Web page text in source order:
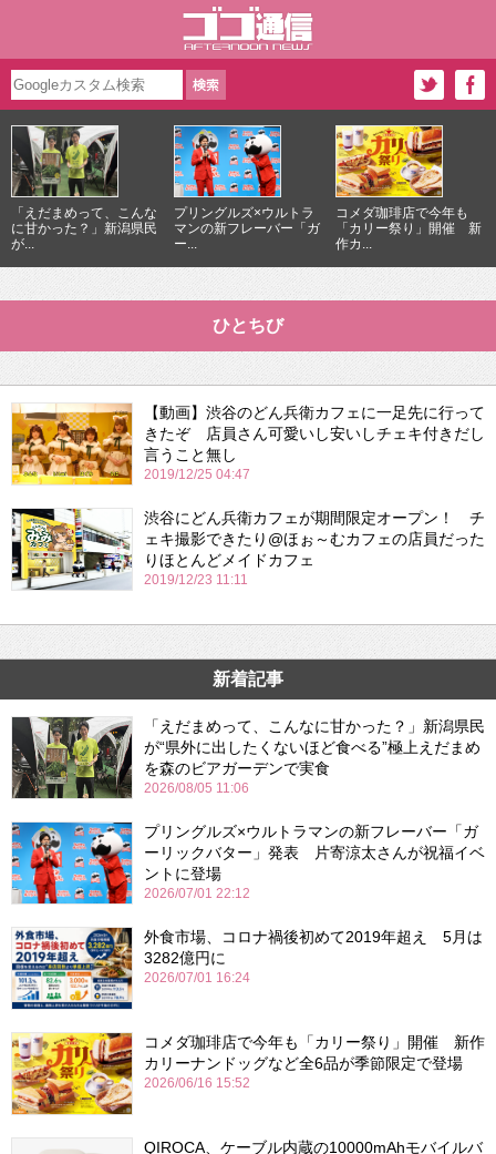
「えだまめって、こんな
に甘かった？」新潟県民
が...
プリングルズ×ウルトラ
マンの新フレーバー「ガ
ー...
コメダ珈琲店で今年も
「カリー祭り」開催 新
作カ...
ひとちび
【動画】渋谷のどん兵衛カフェに一足先に行って
きたぞ 店員さん可愛いし安いしチェキ付きだし
言うこと無し
2019/12/25 04:47
渋谷にどん兵衛カフェが期間限定オープン！ チ
ェキ撮影できたり@ほぉ～むカフェの店員だった
りほとんどメイドカフェ
2019/12/23 11:11
新着記事
「えだまめって、こんなに甘かった？」新潟県民
が“県外に出したくないほど食べる”極上えだまめ
を森のビアガーデンで実食
2026/08/05 11:06
プリングルズ×ウルトラマンの新フレーバー「ガ
ーリックバター」発表 片寄涼太さんが祝福イベ
ントに登場
2026/07/01 22:12
外食市場、コロナ禍後初めて2019年超え 5月は
3282億円に
2026/07/01 16:24
コメダ珈琲店で今年も「カリー祭り」開催 新作
カリーナンドッグなど全6品が季節限定で登場
2026/06/16 15:52
QIROCA、ケーブル内蔵の10000mAhモバイルバ